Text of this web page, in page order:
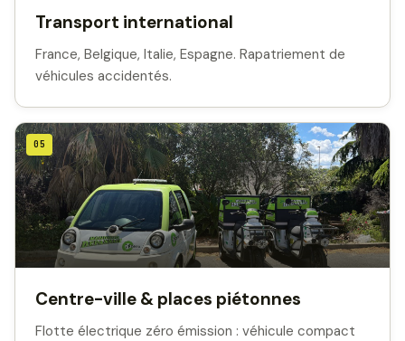
Transport international
France, Belgique, Italie, Espagne. Rapatriement de
véhicules accidentés.
05
Centre-ville & places piétonnes
Flotte électrique zéro émission : véhicule compact